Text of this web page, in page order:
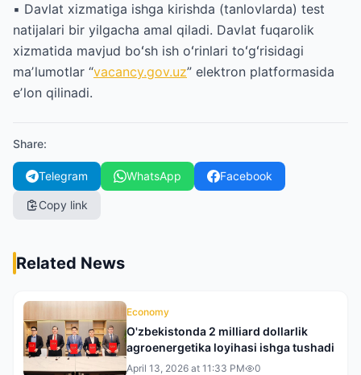
▪️ Davlat xizmatiga ishga kirishda (tanlovlarda) test
natijalari bir yilgacha amal qiladi. Davlat fuqarolik
xizmatida mavjud boʻsh ish oʻrinlari toʻgʻrisidagi
maʼlumotlar “vacancy.gov.uz” elektron platformasida
eʼlon qilinadi.
Share:
Telegram WhatsApp Facebook
Copy link
Related News
Economy
O'zbekistonda 2 milliard dollarlik
agroenergetika loyihasi ishga tushadi
April 13, 2026 at 11:33 PM 0